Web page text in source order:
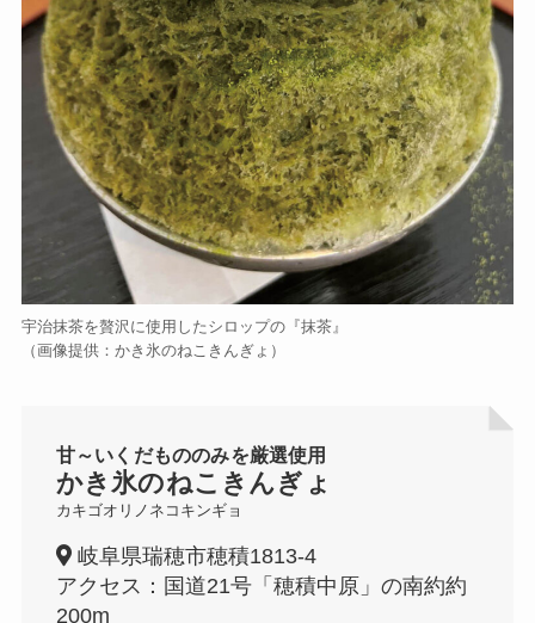
宇治抹茶を贅沢に使用したシロップの『抹茶』
（画像提供：かき氷のねこきんぎょ）
甘～いくだもののみを厳選使用
かき氷のねこきんぎょ
カキゴオリノネコキンギョ
岐阜県瑞穂市穂積1813-4
アクセス：国道21号「穂積中原」の南約約
200m